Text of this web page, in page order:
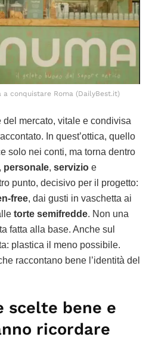
conquistare Roma (DailyBest.it)
mercato, vitale e condivisa
In quest’ottica, quello
solo nei conti, ma torna dentro
, personale, servizio e
punto, decisivo per il progetto:
free, dai gusti in vaschetta ai
torte semifredde. Non una
fatta alla base. Anche sul
plastica il meno possibile.
raccontano bene l’identità del
scelte bene e
ricordare